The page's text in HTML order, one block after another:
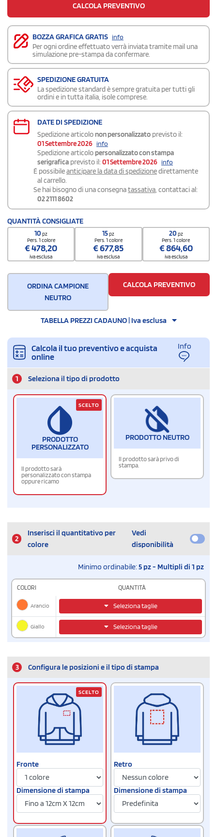
CALCOLA PREVENTIVO
BOZZA GRAFICA GRATIS info
Per ogni ordine effettuato verrà inviata tramite mail una
simulazione pre-stampa da confermare.
SPEDIZIONE GRATUITA
La spedizione standard è sempre gratuita per tutti gli
ordini e in tutta italia, isole comprese.
DATE DI SPEDIZIONE
Spedizione articolo non personalizzato previsto il:
01 Settembre 2026 info
Spedizione articolo personalizzato con stampa
serigrafica previsto il: 01 Settembre 2026 info
É possibileanticipare la data di spedizionedirettamente
al carrello.
Se hai bisogno di una consegnatassativa, contattaci al:
02 2111 8602
QUANTITÀ CONSIGLIATE
10pz
Pers. 1 colore
€478,20
iva esclusa
15pz
Pers. 1 colore
€677,85
iva esclusa
20 pz
Pers. 1 colore
€864,60
iva esclusa
ORDINA CAMPIONE
NEUTRO
CALCOLA PREVENTIVO
TABELLA PREZZI CADAUNO | Iva esclusa
Calcola il tuo preventivo e acquista
online
Info
1 Seleziona il tipo di prodotto
PRODOTTO
PERSONALIZZATO
Il prodotto sarà
personalizzato con stampa
oppure ricamo
SCELTO
PRODOTTO NEUTRO
Il prodotto sarà privo di
stampa.
2
Inserisci il quantitativo per
colore
Vedi
disponibilità
Minimo ordinabile:5 pz - Multipli di 1 pz
COLORI QUANTITÀ
Arancio Seleziona taglie
Giallo Seleziona taglie
3 Configura le posizioni e il tipo di stampa
Fronte
Dimensione di stampa
SCELTO
Retro
Dimensione di stampa